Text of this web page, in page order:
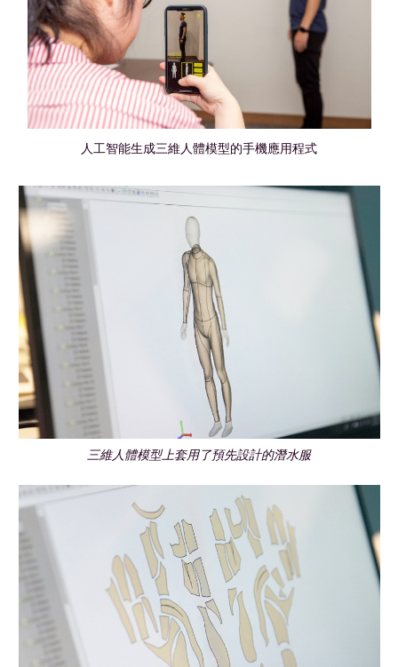
人工智能生成三維人體模型的手機應用程式
三維人體模型上套用了預先設計的潛水服